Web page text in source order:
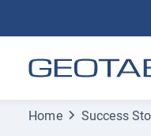
Home Success